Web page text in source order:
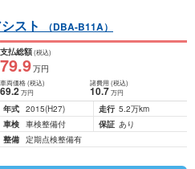
スト （DBA-B11A）
支払総額(税込)
79.9万円
車両価格(税込)
69.2万円
諸費用 (税込)
10.7 万円
年式 2015(H27) 走行 5.2万km
車検 車検整備付 保証 あり
整備 定期点検整備有